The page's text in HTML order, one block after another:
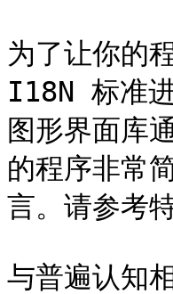
为了让你的
I18N 标准
图形界面库
的程序非常
言。请参考
与普遍认知